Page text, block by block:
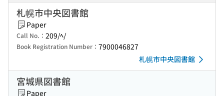
札幌市中央図書館
Paper
Call No.： 209/ﾍ/
Book Registration Number： 7900046827
札幌市中央図書館
宮城県図書館
Paper